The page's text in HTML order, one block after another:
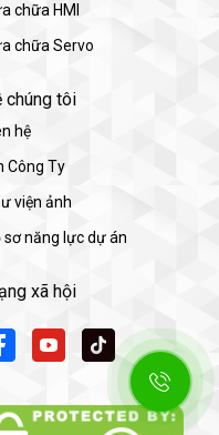
chữa HMI
chữa Servo
chúng tôi
hệ
Công Ty
viện ảnh
sơ năng lực dự án
xã hội